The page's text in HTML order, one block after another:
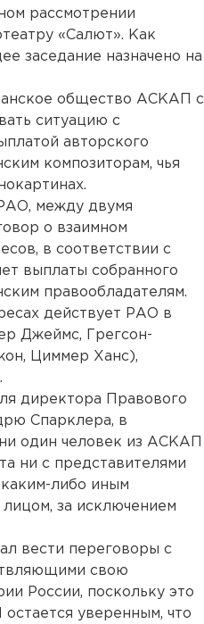
рассмотрении
«Салют». Как
заседание назначено на
общество АСКАП с
ситуацию с
авторского
композиторам, чья
между двумя
о взаимном
в соответствии с
выплаты собранного
правообладателям.
действует РАО в
Джеймс, Грегсон-
Циммер Ханс),
директора Правового
Спарклера, в
ни один человек из АСКАП
ни с представителями
либо иным
за исключением
вести переговоры с
свою
России, поскольку это
уверенным, что